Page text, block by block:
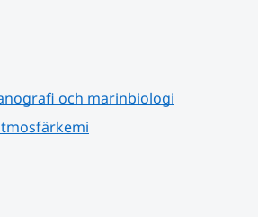
och marinbiologi